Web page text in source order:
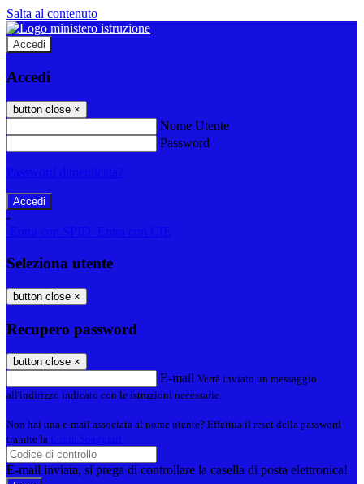
Salta al contenuto
Accedi
Accedi
button close ×
Nome Utente
Password
-
Seleziona utente
button close ×
Recupero password
button close ×
E-mail Verrà inviato un messaggio
all'indirizzo indicato con le istruzioni necessarie.
Non hai una e-mail associata al nome utente? Effettua il reset della password
tramite la
E-mail inviata, si prega di controllare la casella di posta elettronica!